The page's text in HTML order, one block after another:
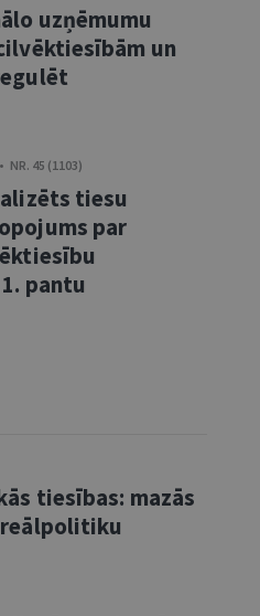
uzņēmumu
un
NR. 45 (1103)
tiesu
par
pantu
tiesības: mazās